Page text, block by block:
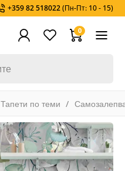
+359 82 518022(Пн-Пт: 10 - 15)
0
Тапети по теми